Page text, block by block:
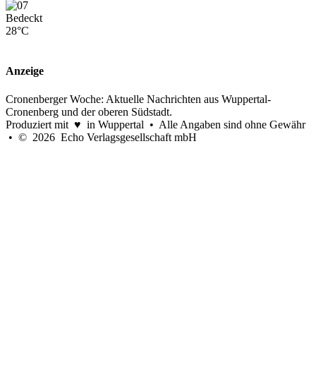
Bedeckt
28°C
Anzeige
Cronenberger Woche: Aktuelle Nachrichten aus Wuppertal-
Cronenberg und der oberen Südstadt.
Produziert mit ♥ in Wuppertal • Alle Angaben sind ohne Gewähr
• © 2026 Echo Verlagsgesellschaft mbH